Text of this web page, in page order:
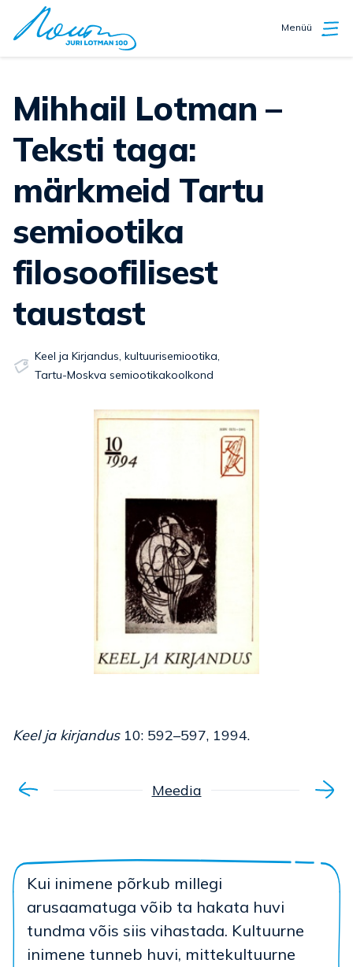
Menüü
Mihhail Lotman –
Teksti taga:
märkmeid Tartu
semiootika
filosoofilisest
taustast
Keel ja Kirjandus, kultuurisemiootika,
Tartu-Moskva semiootikakoolkond
Keel ja kirjandus10: 592–597, 1994.
Meedia
Kui inimene põrkub millegi
arusaamatuga võib ta hakata huvi
tundma võis siis vihastada. Kultuurne
inimene tunneb huvi, mittekultuurne